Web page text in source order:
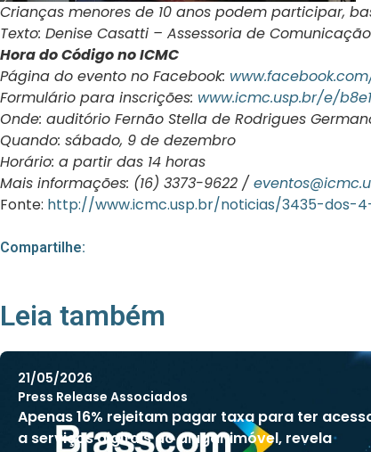
Crianças menores de 10 anos podem participar,
Texto: Denise Casatti – Assessoria de Comunicação
Hora do Código no ICMC
Página do evento no Facebook:
Formulário para inscrições: www.icmc.usp.br/e/
Onde: auditório Fernão Stella de Rodrigues
Quando: sábado, 9 de dezembro
Horário: a partir das 14 horas
Mais informações: (16) 3373-9622 /
Fonte: http://www.icmc.usp.br/noticias/3435-dos-
Compartilhe:
Leia também
21/05/2026
Press Release Associados
Apenas 16% rejeitam pagar taxa para ter
a serviços digitais ao alugar imóvel, revela